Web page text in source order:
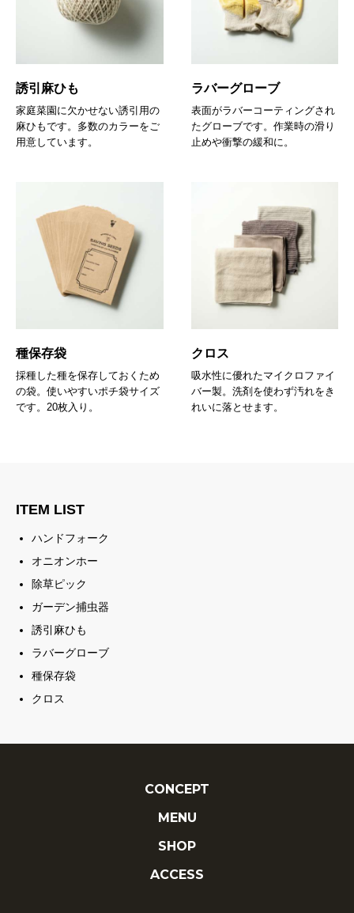
誘引麻ひも
家庭菜園に欠かせない誘引用の
麻ひもです。多数のカラーをご
用意しています。
ラバーグローブ
表面がラバーコーティングされ
たグローブです。作業時の滑り
止めや衝撃の緩和に。
種保存袋
採種した種を保存しておくため
の袋。使いやすいポチ袋サイズ
です。20枚入り。
クロス
吸水性に優れたマイクロファイ
バー製。洗剤を使わず汚れをき
れいに落とせます。
ITEM LIST
ハンドフォーク
オニオンホー
除草ピック
ガーデン捕虫器
誘引麻ひも
ラバーグローブ
種保存袋
クロス
CONCEPT
MENU
SHOP
ACCESS